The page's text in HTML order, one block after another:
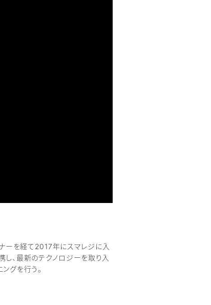
ーを経て2017年にスマレジに入
し、最新のテクノロジーを取り入
グを行う。